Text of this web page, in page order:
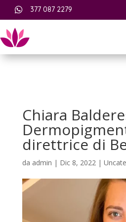
 377 087 2279
Chiara
direttrice di
da admin | Dic 8, 2022|